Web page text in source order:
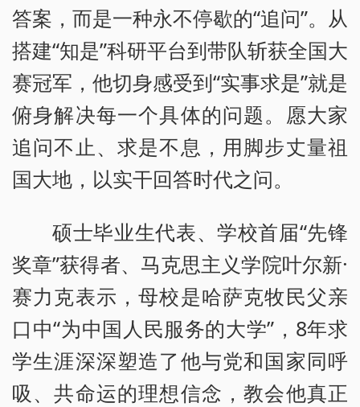
答案，而是一种永不停歇的“追问”。从
搭建“知是”科研平台到带队斩获全国大
赛冠军，他切身感受到“实事求是”就是
俯身解决每一个具体的问题。愿大家
追问不止、求是不息，用脚步丈量祖
国大地，以实干回答时代之问。
硕士毕业生代表、学校首届“先锋
奖章”获得者、马克思主义学院叶尔新·
赛力克表示，母校是哈萨克牧民父亲
口中“为中国人民服务的大学”，8年求
学生涯深深塑造了他与党和国家同呼
吸、共命运的理想信念，教会他真正